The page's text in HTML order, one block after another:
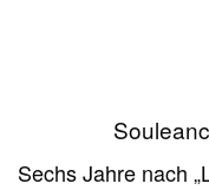
Sechs Jahre nach